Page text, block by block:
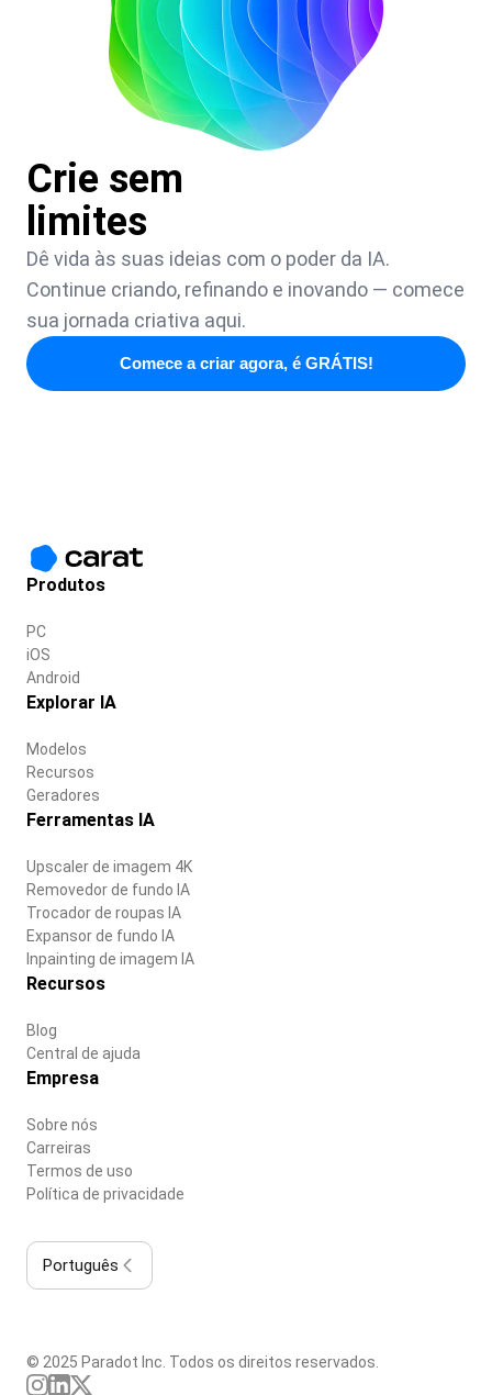
Crie sem
limites
Dê vida às suas ideias com o poder da IA.
Continue criando, refinando e inovando — comece
sua jornada criativa aqui.
Comece a criar agora, é GRÁTIS!
Produtos
PC
iOS
Android
Explorar IA
Modelos
Recursos
Geradores
Ferramentas IA
Upscaler de imagem 4K
Removedor de fundo IA
Trocador de roupas IA
Expansor de fundo IA
Inpainting de imagem IA
Recursos
Blog
Central de ajuda
Empresa
Sobre nós
Carreiras
Termos de uso
Política de privacidade
Português
© 2025 Paradot Inc. Todos os direitos reservados.